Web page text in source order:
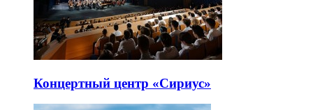
Концертный центр «Сириус»